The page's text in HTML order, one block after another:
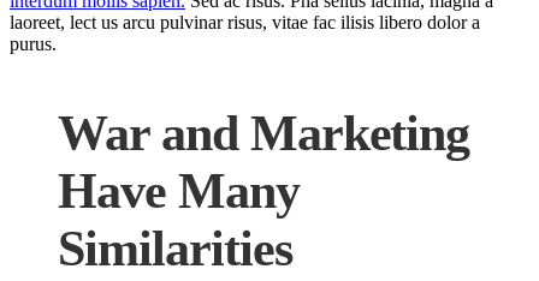
laoreet, lect us arcu pulvinar risus, vitae fac ilisis libero dolor a
purus.
War and Marketing
Have Many
Similarities